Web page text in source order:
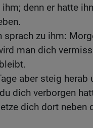
ihm; denn er hatte
sprach zu ihm:
man dich
aber steig herab
dich verborgen
dich dort neben